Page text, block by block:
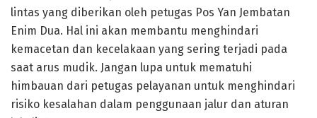
lintas yang diberikan oleh petugas Pos Yan Jembatan
Enim Dua. Hal ini akan membantu menghindari
kemacetan dan kecelakaan yang sering terjadi pada
saat arus mudik. Jangan lupa untuk mematuhi
himbauan dari petugas pelayanan untuk menghindari
risiko kesalahan dalam penggunaan jalur dan aturan